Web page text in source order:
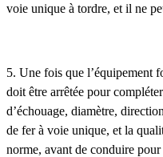
voie unique à tordre, et il ne
5. Une fois que l’équipement
doit être arrêtée pour
d’échouage, diamètre,
de fer à voie unique, et la
norme, avant de conduire